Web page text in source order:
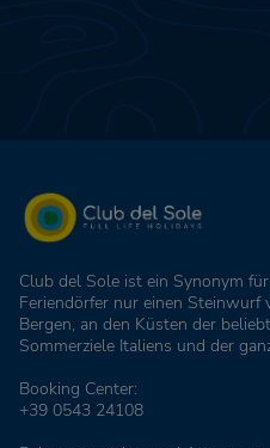
Club del Sole ist ein Synonym
Feriendörfer nur einen Steinwurf
Bergen, an den Küsten der
Sommerziele Italiens und der
Booking Center:
+39 0543 24108